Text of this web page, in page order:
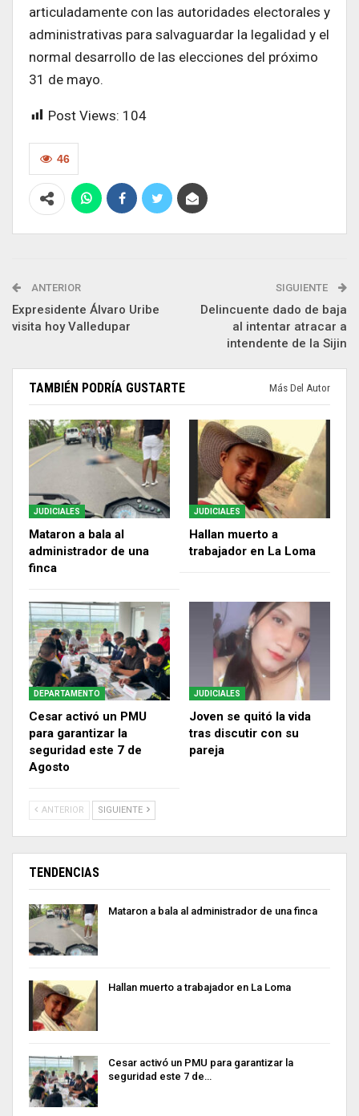
articuladamente con las autoridades electorales y
administrativas para salvaguardar la legalidad y el
normal desarrollo de las elecciones del próximo
31 de mayo.
Post Views: 104
46
ANTERIOR
Expresidente Álvaro Uribe
visita hoy Valledupar
SIGUIENTE
Delincuente dado de baja
al intentar atracar a
intendente de la Sijin
TAMBIÉN PODRÍA GUSTARTE Más Del Autor
JUDICIALES
Mataron a bala al
administrador de una
finca
JUDICIALES
Hallan muerto a
trabajador en La Loma
DEPARTAMENTO
Cesar activó un PMU
para garantizar la
seguridad este 7 de
Agosto
JUDICIALES
Joven se quitó la vida
tras discutir con su
pareja
ANTERIOR SIGUIENTE
TENDENCIAS
Mataron a bala al administrador de una finca
Hallan muerto a trabajador en La Loma
Cesar activó un PMU para garantizar la
seguridad este 7 de…